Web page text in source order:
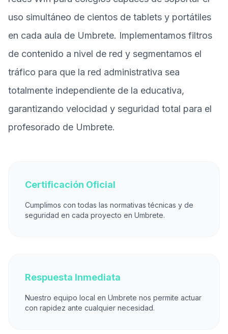
uso simultáneo de cientos de tablets y portátiles
en cada aula de Umbrete. Implementamos filtros
de contenido a nivel de red y segmentamos el
tráfico para que la red administrativa sea
totalmente independiente de la educativa,
garantizando velocidad y seguridad total para el
profesorado de Umbrete.
Certificación Oficial
Cumplimos con todas las normativas técnicas y de
seguridad en cada proyecto en Umbrete.
Respuesta Inmediata
Nuestro equipo local en Umbrete nos permite actuar
con rapidez ante cualquier necesidad.